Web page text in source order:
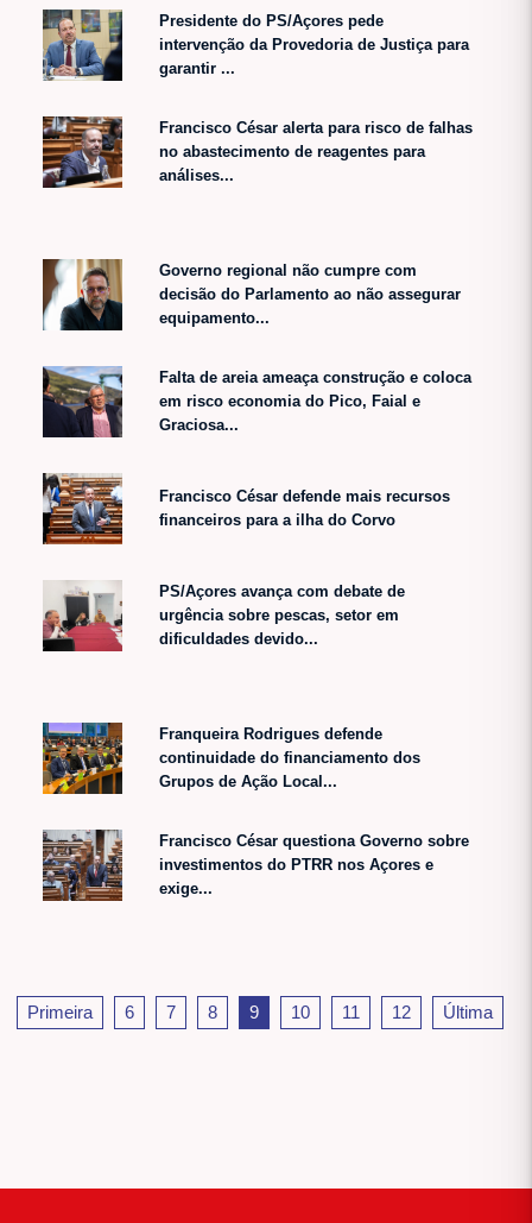
Presidente do PS/Açores pede
intervenção da Provedoria de Justiça para
garantir ...
Francisco César alerta para risco de falhas
no abastecimento de reagentes para
análises...
Governo regional não cumpre com
decisão do Parlamento ao não assegurar
equipamento...
Falta de areia ameaça construção e coloca
em risco economia do Pico, Faial e
Graciosa...
Francisco César defende mais recursos
financeiros para a ilha do Corvo
PS/Açores avança com debate de
urgência sobre pescas, setor em
dificuldades devido...
Franqueira Rodrigues defende
continuidade do financiamento dos
Grupos de Ação Local...
Francisco César questiona Governo sobre
investimentos do PTRR nos Açores e
exige...
Primeira 6 7 8 9 10 11 12 Última